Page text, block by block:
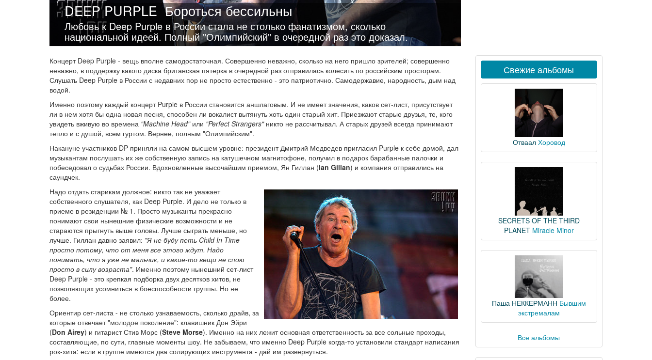
DEEP PURPLE Бороться бессильны
Любовь к Deep Purple в России стала не столько фанатизмом, сколько
национальной идеей. Полный "Олимпийский" в очередной раз это доказал.
Концерт Deep Purple - вещь вполне самодостаточная. Совершенно неважно, сколько на него пришло зрителей; совершенно
неважно, в поддержку какого диска британская пятерка в очередной раз отправилась колесить по российским просторам.
Слушать Deep Purple в России с недавних пор не просто естественно - это патриотично. Самодержавие, народность, дым над
водой.
Именно поэтому каждый концерт Purple в России становится аншлаговым. И не имеет значения, каков сет-лист, присутствует
ли в нем хотя бы одна новая песня, способен ли вокалист вытянуть хоть один старый хит. Приезжают старые друзья, те, кого
увидеть вживую во времена "Machine Head"или "Perfect Strangers"никто не рассчитывал. А старых друзей всегда принимают
тепло и с душой, всем гуртом. Вернее, полным "Олимпийским".
Накануне участников DP приняли на самом высшем уровне: президент Дмитрий Медведев пригласил Purple к себе домой, дал
музыкантам послушать их же собственную запись на катушечном магнитофоне, получил в подарок барабанные палочки и
побеседовал о судьбах России. Вдохновленные высочайшим приемом, Ян Гиллан (Ian Gillan) и компания отправились на
саундчек.
Надо отдать старикам должное: никто так не уважает
собственного слушателя, как Deep Purple. И дело не только в
приеме в резиденции № 1. Просто музыканты прекрасно
понимают свои нынешние физические возможности и не
стараются прыгнуть выше головы. Лучше сыграть меньше, но
лучше. Гиллан давно заявил: "Я не буду петь Child In Time
просто потому, что от меня все этого ждут. Надо
понимать, что я уже не мальчик, и какие-то вещи не спою
просто в силу возраста". Именно поэтому нынешний сет-лист
Deep Purple - это крепкая подборка двух десятков хитов, не
позволяющих усомниться в боеспособности группы. Но не
более.
Ориентир сет-листа - не столько узнаваемость, сколько драйв, за
которые отвечает "молодое поколение": клавишник Дон Эйри
(Don Airey) и гитарист Стив Морс (Steve Morse). Именно на них лежит основная ответственность за все сольные проходы,
составляющие, по сути, главные моменты шоу. Не забываем, что именно Deep Purple когда-то установили стандарт написания
рок-хита: если в группе имеются два солирующих инструмента - дай им развернуться.
Свежие альбомы
Отваал Хоровод
SECRETS OF THE THIRD
PLANET Miracle Minor
Паша НЕККЕРМАНН Бывшим
экстремалам
Все альбомы